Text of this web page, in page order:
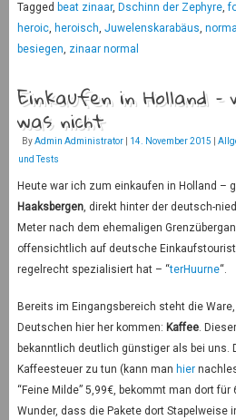
Tagged beat zinaar, Dschinn der Zephyre,
heroic, heroisch, Juwelenskarabäus,
besiegen, zinaar normal
Einkaufen in Holland –
was nicht
ByAdmin Administrator 14. November 2015
und Tests
Heute war ich zum einkaufen in Holland –
Haaksbergen, direkt hinter der deutsch-
Meter nach dem ehemaligen
offensichtlich auf deutsche
regelrecht spezialisiert hat – “terHuurne“.
Bereits im Eingangsbereich steht die
Deutschen hier her kommen: Kaffee.
bekanntlich deutlich günstiger als bei uns.
Kaffeesteuer zu tun (kann man hier
“Feine Milde” 5,99€, bekommt man dort
Wunder, dass die Pakete dort Stapelweise